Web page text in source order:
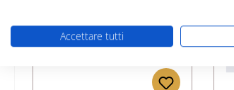
Accettare tutti